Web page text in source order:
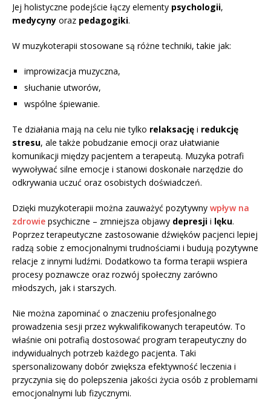
Jej holistyczne podejście łączy elementy psychologii,
medycyny oraz pedagogiki.
W muzykoterapii stosowane są różne techniki, takie jak:
improwizacja muzyczna,
słuchanie utworów,
wspólne śpiewanie.
Te działania mają na celu nie tylko relaksację i redukcję
stresu, ale także pobudzanie emocji oraz ułatwianie
komunikacji między pacjentem a terapeutą. Muzyka potrafi
wywoływać silne emocje i stanowi doskonałe narzędzie do
odkrywania uczuć oraz osobistych doświadczeń.
Dzięki muzykoterapii można zauważyć pozytywny wpływ na
zdrowie psychiczne – zmniejsza objawy depresji i lęku.
Poprzez terapeutyczne zastosowanie dźwięków pacjenci lepiej
radzą sobie z emocjonalnymi trudnościami i budują pozytywne
relacje z innymi ludźmi. Dodatkowo ta forma terapii wspiera
procesy poznawcze oraz rozwój społeczny zarówno
młodszych, jak i starszych.
Nie można zapominać o znaczeniu profesjonalnego
prowadzenia sesji przez wykwalifikowanych terapeutów. To
właśnie oni potrafią dostosować program terapeutyczny do
indywidualnych potrzeb każdego pacjenta. Taki
spersonalizowany dobór zwiększa efektywność leczenia i
przyczynia się do polepszenia jakości życia osób z problemami
emocjonalnymi lub fizycznymi.